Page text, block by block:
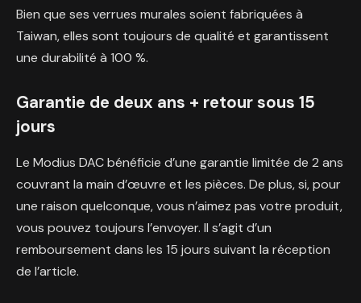
Bien que ses verrues murales soient fabriquées à
Taiwan, elles sont toujours de qualité et garantissent
une durabilité à 100 %.
Garantie de deux ans + retour sous 15
jours
Le Modius DAC bénéficie d’une garantie limitée de 2 ans
couvrant la main d’œuvre et les pièces. De plus, si, pour
une raison quelconque, vous n’aimez pas votre produit,
vous pouvez toujours l’envoyer. Il s’agit d’un
remboursement dans les 15 jours suivant la réception
de l’article.